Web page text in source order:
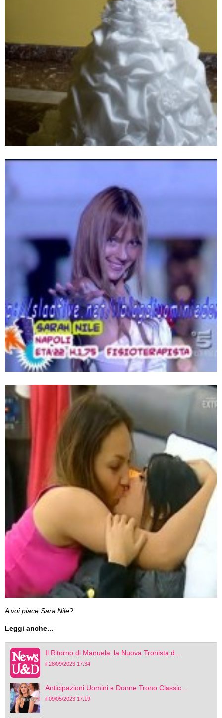
A voi piace Sara Nile?
Leggi anche...
Il Ritorno di Manuela: la Nuova Tronista d...
il 28/09/2023 17:34
Anticipazioni Uomini e Donne Trono Classic...
il 09/05/2023 17:19